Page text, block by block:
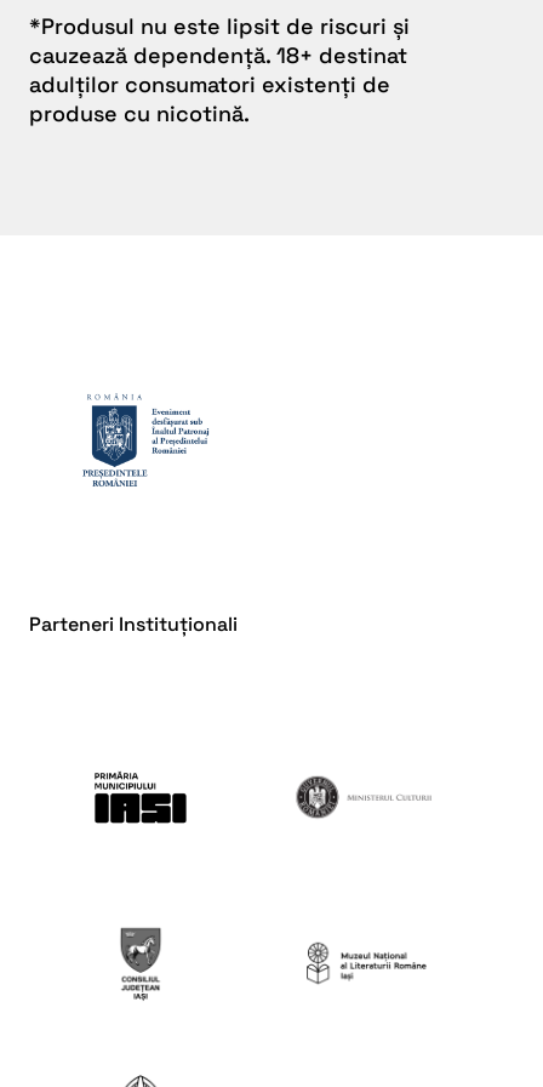
*Produsul nu este lipsit de riscuri și
cauzează dependență. 18+ destinat
adulților consumatori existenți de
produse cu nicotină.
Parteneri Instituționali